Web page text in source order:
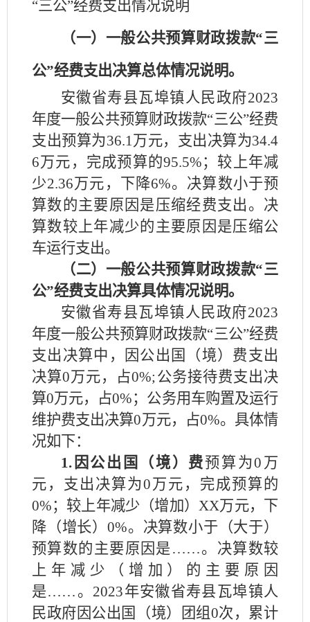
“三公”经费支出情况说明
（一）一般公共预算财政拨款“三
公”经费支出决算总体情况说明。
安徽省寿县瓦埠镇人民政府2023
年度一般公共预算财政拨款“三公”经费
支出预算为36.1万元，支出决算为34.4
6万元，完成预算的95.5%；较上年减
少2.36万元，下降6%。决算数小于预
算数的主要原因是压缩经费支出 。决
算数较上年减少的主要原因是压缩公
车运行支出。
（二） 一般公共预算财政拨款“三
公”经费支出决算具体情况说明。
安徽省寿县瓦埠镇人民政府2023
年度一般公共预算财政拨款“三公”经费
支出决算中，因公出国（境）费支出
决算0万元，占0%;公务接待费支出决
算0万元，占0%；公务用车购置及运行
维护费支出决算0万元，占0%。具体情
况如下：
1.因公出国（境）费预算为0万
元，支出决算为0万元，完成预算的
0%；较上年减少（增加）XX万元，下
降（增长）0%。决算数小于（大于）
预算数的主要原因是……。决算数较
上年减少（增加）的主要原因
是……。2023年安徽省寿县瓦埠镇人
民政府因公出国（境）团组0次，累计